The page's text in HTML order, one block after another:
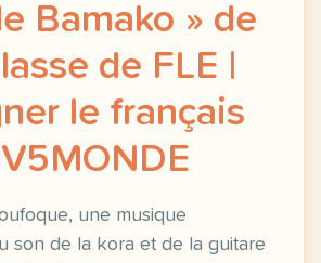
Bamako » de
de FLE |
le français
une musique
son de la kora et de la guitare